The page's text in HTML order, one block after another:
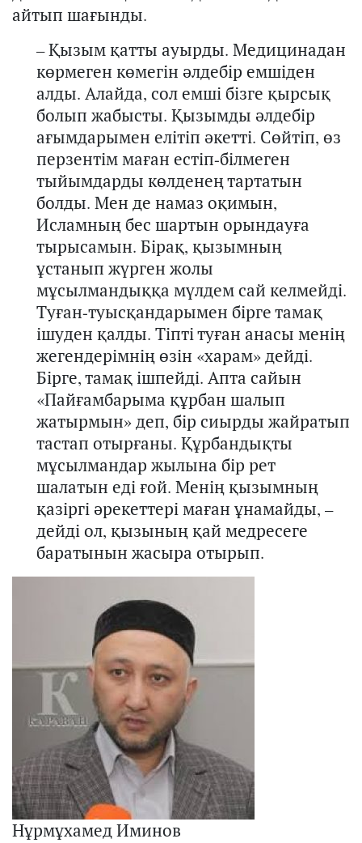
айтып шағынды.
–Қызым қатты ауырды. Медицинадан
көрмеген көмегін әлдебір емшіден
алды. Алайда, сол емші бізге қырсық
болып жабысты. Қызымды әлдебір
ағымдарымен елітіп әкетті. Сөйтіп, өз
перзентіммаған естіп-білмеген
тыйымдарды көлденең тартатын
болды. Мен де намаз оқимын,
Исламның бес шартын орындауға
тырысамын. Бірақ, қызымның
ұстанып жүрген жолы
мұсылмандыққа мүлдем сай келмейді.
Туған-туысқандарымен бірге тамақ
ішуден қалды. Тіпті туған анасы менің
жегендерімнің өзін «харам» дейді.
Бірге, тамақ ішпейді. Апта сайын
«Пайғамбарыма құрбан шалып
жатырмын» деп, бір сиырды жайратып
тастап отырғаны. Құрбандықты
мұсылмандар жылына бір рет
шалатын еді ғой. Менің қызымның
қазіргі әрекеттері маған ұнамайды, –
дейді ол, қызының қай медресеге
баратынын жасыра отырып.
Нұрмұхамед Иминов